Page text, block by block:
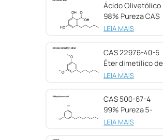
Ácido Olivetólico
98% Pureza CAS
491-72-5
LEIA MAIS
CAS 22976-40-5
Éter dimetílico de
olivetol, 98%
LEIA MAIS
CAS 500-67-4
99% Pureza 5-
Heptilresorcinol
LEIA MAIS